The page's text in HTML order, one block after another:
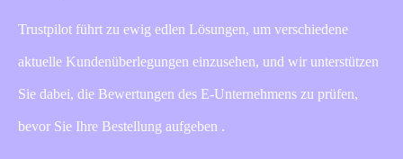
Trustpilot führt zu ewig edlen Lösungen, um verschiedene
aktuelle Kundenüberlegungen einzusehen, und wir unterstützen
Sie dabei, die Bewertungen des E-Unternehmens zu prüfen,
bevor Sie Ihre Bestellung aufgeben .